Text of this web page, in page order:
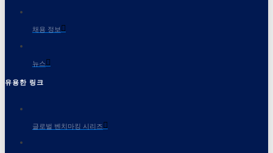
채용 정보
뉴스
유용한 링크
글로벌 벤치마킹 시리즈